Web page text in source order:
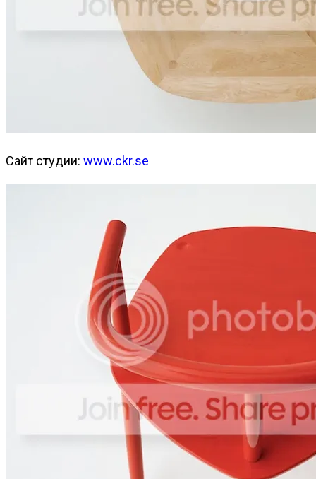
Сайт студии: www.ckr.se